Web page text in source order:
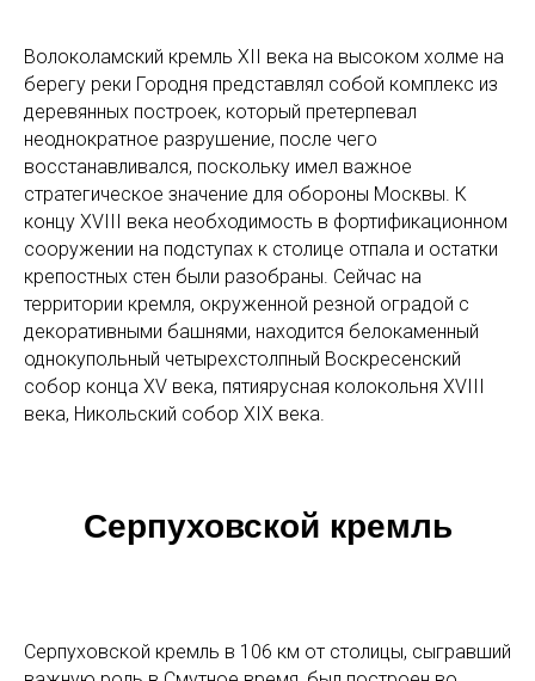
Волоколамский кремль XII века на высоком холме на
берегу реки Городня представлял собой комплекс из
деревянных построек, который претерпевал
неоднократное разрушение, после чего
восстанавливался, поскольку имел важное
стратегическое значение для обороны Москвы. К
концу XVIII века необходимость в фортификационном
сооружении на подступах к столице отпала и остатки
крепостных стен были разобраны. Сейчас на
территории кремля, окруженной резной оградой с
декоративными башнями, находится белокаменный
однокупольный четырехстолпный Воскресенский
собор конца XV века, пятиярусная колокольня XVIII
века, Никольский собор XIX века.
Серпуховской кремль
Серпуховской кремль в 106 км от столицы, сыгравший